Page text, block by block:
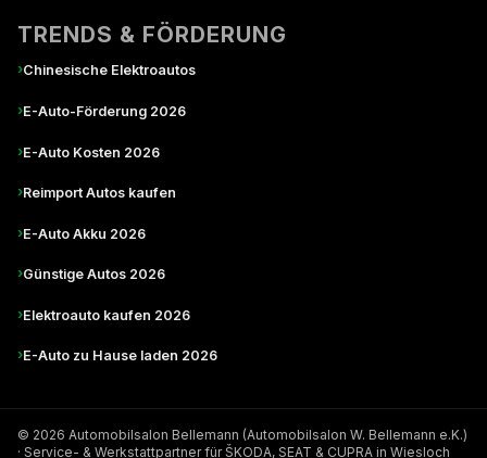
TRENDS & FÖRDERUNG
›Chinesische Elektroautos
›E-Auto-Förderung 2026
›E-Auto Kosten 2026
›Reimport Autos kaufen
›E-Auto Akku 2026
›Günstige Autos 2026
›Elektroauto kaufen 2026
›E-Auto zu Hause laden 2026
© 2026 Automobilsalon Bellemann (Automobilsalon W. Bellemann e.K.)
· Service- & Werkstattpartner für ŠKODA, SEAT & CUPRA in Wiesloch